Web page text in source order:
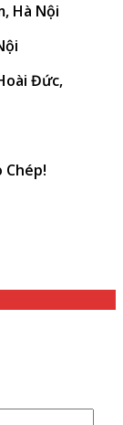
Hà Nội
Đức,
Chép!